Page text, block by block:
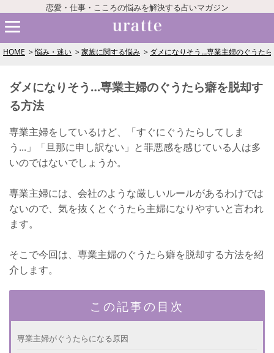
恋愛・仕事・こころの悩みを解決する占いマガジン
HOME 悩み・迷い 家族に関する悩み ダメになりそう…専業主婦のぐうた
ダメになりそう…専業主婦のぐうたら癖を脱却す
る方法
専業主婦をしているけど、「すぐにぐうたらしてしま
う...」「旦那に申し訳ない」と罪悪感を感じている人は多
いのではないでしょうか。
専業主婦には、会社のような厳しいルールがあるわけでは
ないので、気を抜くとぐうたら主婦になりやすいと言われ
ます。
そこで今回は、専業主婦のぐうたら癖を脱却する方法を紹
介します。
この記事の目次
専業主婦がぐうたらになる原因